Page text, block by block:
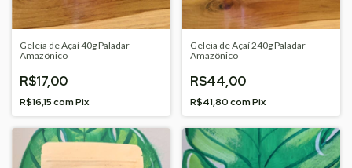
Geleia de Açaí 40g Paladar
Amazônico
R$17,00
R$16,15comPix
Geleia de Açaí 240g Paladar
Amazônico
R$44,00
R$41,80comPix